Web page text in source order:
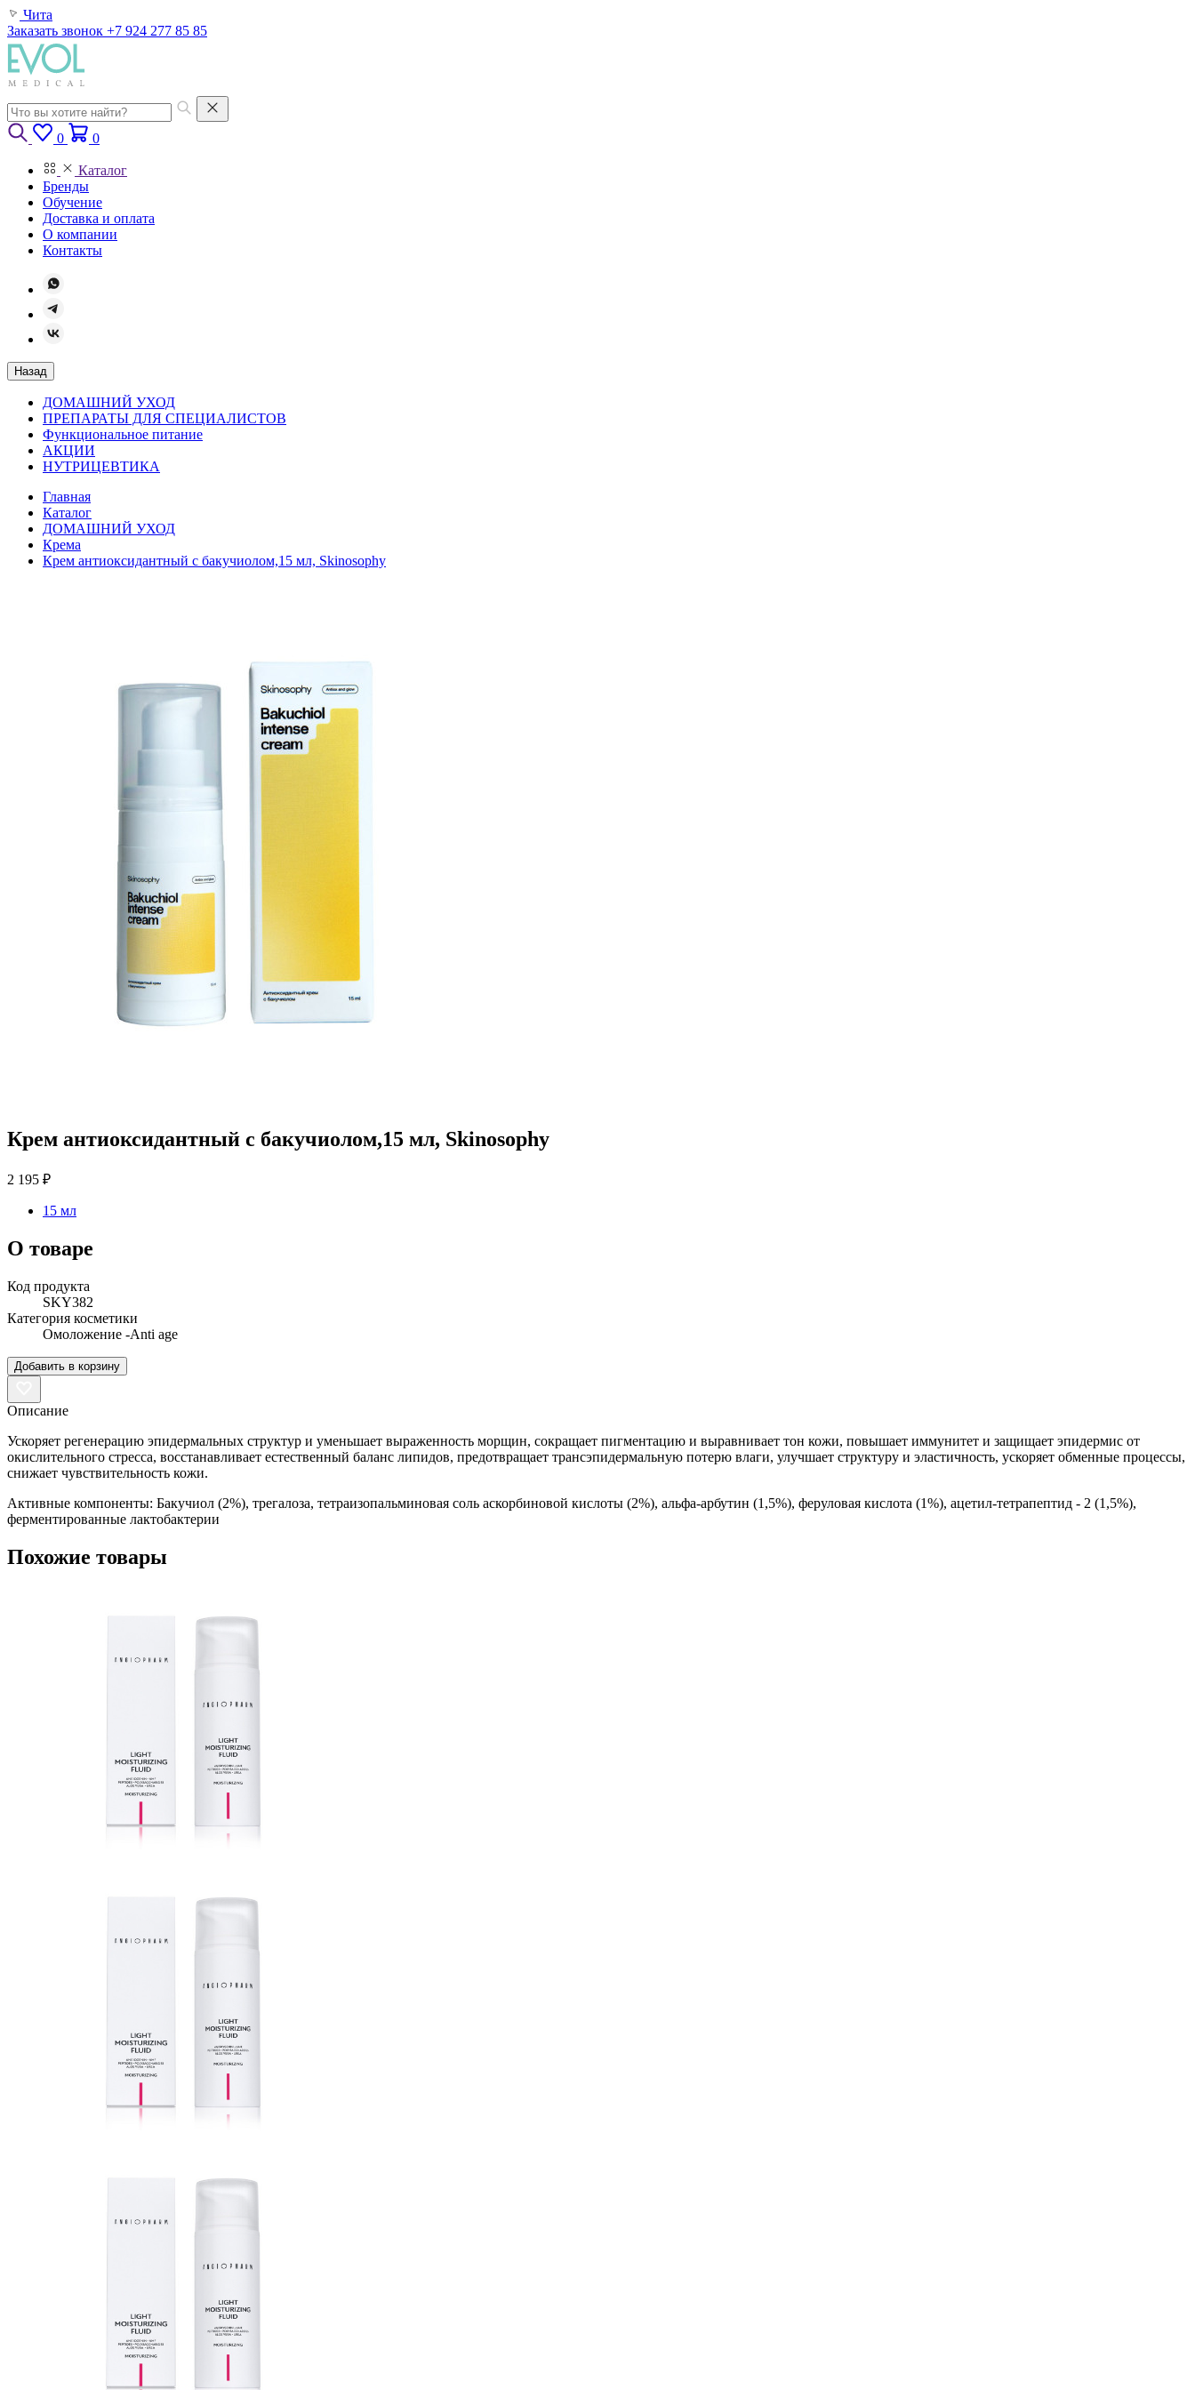
Чита
Заказать звонок +7 924 277 85 85
0 0
Каталог
Бренды
Обучение
Доставка и оплата
О компании
Контакты
Назад
ДОМАШНИЙ УХОД
ПРЕПАРАТЫ ДЛЯ СПЕЦИАЛИСТОВ
Функциональное питание
АКЦИИ
НУТРИЦЕВТИКА
Главная
Каталог
ДОМАШНИЙ УХОД
Крема
Крем антиоксидантный с бакучиолом,15 мл, Skinosophy
Крем антиоксидантный с бакучиолом,15 мл, Skinosophy
2 195 ₽
15 мл
О товаре
Код продукта
SKY382
Категория косметики
Омоложение -Anti age
Добавить в корзину
Описание
Ускоряет регенерацию эпидермальных структур и уменьшает выраженность морщин, сокращает пигментацию и выравнивает тон кожи, повышает иммунитет и защищает эпидермис от
окислительного стресса, восстанавливает естественный баланс липидов, предотвращает трансэпидермальную потерю влаги, улучшает структуру и эластичность, ускоряет обменные процессы,
снижает чувствительность кожи.
Активные компоненты: Бакучиол (2%), трегалоза, тетраизопальминовая соль аскорбиновой кислоты (2%), альфа-арбутин (1,5%), феруловая кислота (1%), ацетил-тетрапептид - 2 (1,5%),
ферментированные лактобактерии
Похожие товары